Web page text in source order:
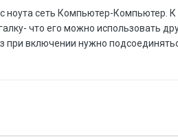
ноута сеть Компьютер-Компьютер. К
что его можно использовать
при включении нужно